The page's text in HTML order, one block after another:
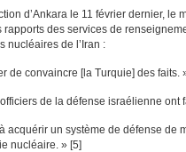
d’Ankara le 11 février dernier, le
rapports des services de
nucléaires de l’Iran :
de convaincre [la Turquie] des faits.
de la défense israélienne ont
acquérir un système de défense de
nucléaire. » [5]